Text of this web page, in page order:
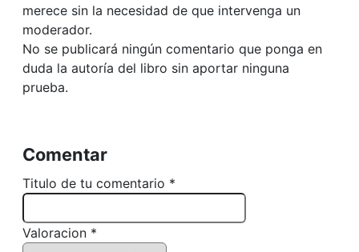
merece sin la necesidad de que intervenga un
moderador.
No se publicará ningún comentario que ponga en
duda la autoría del libro sin aportar ninguna
prueba.
Comentar
Titulo de tu comentario *
Valoracion *